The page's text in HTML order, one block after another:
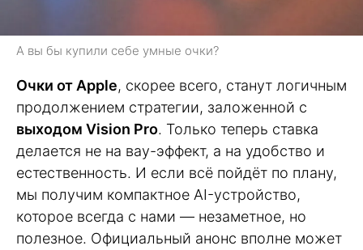
А вы бы купили себе умные очки?
Очки от Apple, скорее всего, станут логичным
продолжением стратегии, заложенной с
выходом Vision Pro. Только теперь ставка
делается не на вау-эффект, а на удобство и
естественность. И если всё пойдёт по плану,
мы получим компактное AI-устройство,
которое всегда с нами — незаметное, но
полезное. Официальный анонс вполне может